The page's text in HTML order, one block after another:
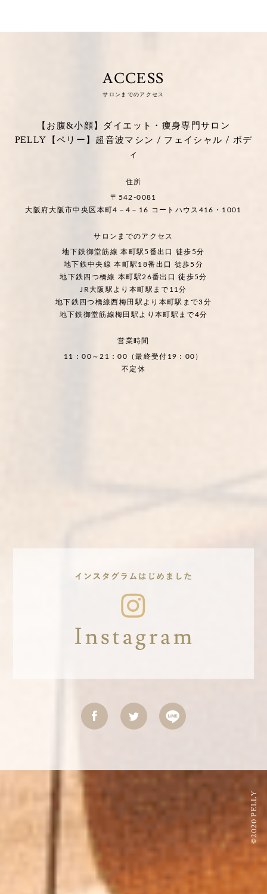
ACCESS
サロンまでのアクセス
【お腹&小顔】ダイエット・痩身専門サロン
PELLY【ペリー】超音波マシン / フェイシャル / ボデ
ィ
住所
〒542-0081
大阪府大阪市中央区本町4－4－16 コートハウス416・1001
サロンまでのアクセス
地下鉄御堂筋線 本町駅5番出口 徒歩5分
地下鉄中央線 本町駅18番出口 徒歩5分
地下鉄四つ橋線 本町駅26番出口 徒歩5分
JR大阪駅より本町駅まで11分
地下鉄四つ橋線西梅田駅より本町駅まで3分
地下鉄御堂筋線梅田駅より本町駅まで4分
営業時間
11：00～21：00（最終受付19：00）
不定休
©2020 PELLY